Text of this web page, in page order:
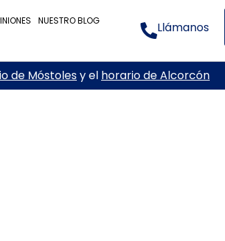
NUESTRO BLOG Llámanos
de Móstolesy el horario de Alcorcón